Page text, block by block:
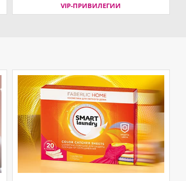
VIP-ПРИВИЛЕГИИ